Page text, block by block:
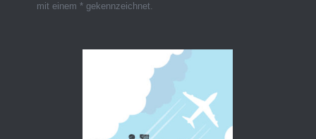
mit einem * gekennzeichnet.